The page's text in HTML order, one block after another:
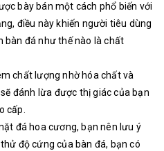
bày bán một cách phổ biến với
điều này khiến người tiêu dùng
bàn đá như thế nào là chất
chất lượng nhờ hóa chất và
đánh lừa được thị giác của bạn
cấp.
đá hoa cương, bạn nên lưu ý
độ cứng của bàn đá, bạn có